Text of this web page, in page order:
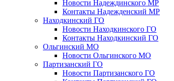
Новости Надеждинского МР
Контакты Надежденский МР
Находкинский ГО
Новости Находкинского ГО
Контакты Находкинский ГО
Ольгинский МО
Новости Ольгинского МО
Партизанский ГО
Новости Партизанского ГО